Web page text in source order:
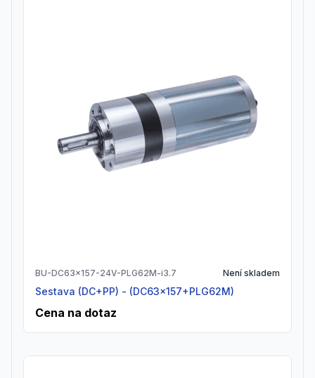
BU-DC63x157-24V-PLG62M-i3.7 Není skladem
Sestava (DC+PP) - (DC63x157+PLG62M)
Cena na dotaz